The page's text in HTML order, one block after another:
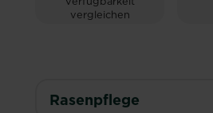
vergleichen
Rasenpflege